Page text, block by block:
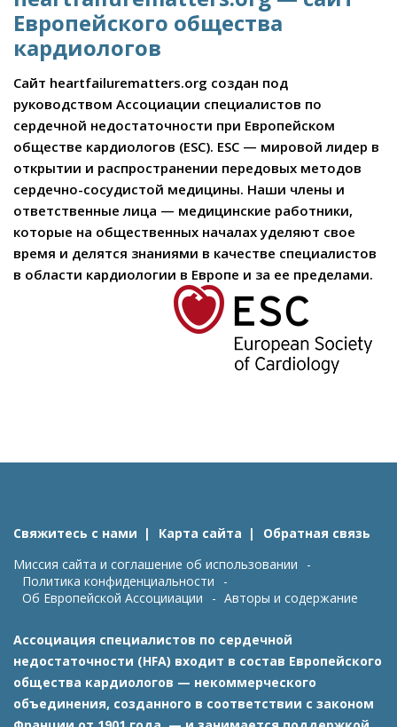
Европейского общества
кардиологов
Сайт heartfailurematters.org создан под
руководством Ассоциации специалистов по
сердечной недостаточности при Европейском
обществе кардиологов (ESC). ESC — мировой лидер в
открытии и распространении передовых методов
сердечно-сосудистой медицины. Наши члены и
ответственные лица — медицинские работники,
которые на общественных началах уделяют свое
время и делятся знаниями в качестве специалистов
в области кардиологии в Европе и за ее пределами.
Свяжитесь с нами Карта сайта
Обратная связь
Миссия сайта и соглашение об использовании
Политика конфиденциальности
Об Европейской Ассоцииации
Авторы и содержание
Ассоциация специалистов по сердечной
недостаточности (HFA) входит в состав Европейского
общества кардиологов — некоммерческого
объединения, созданного в соответствии с законом